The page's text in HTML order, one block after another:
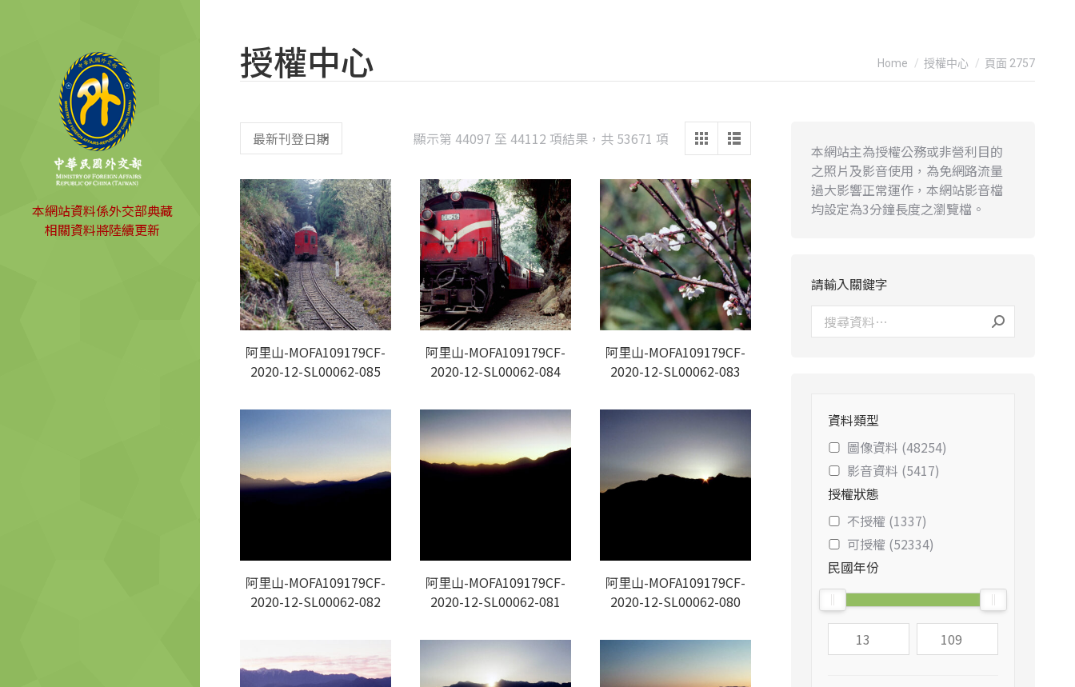
本網站資料係外交部典藏
相關資料將陸續更新
授權中心 You are here:
Home 授權中心 頁面 2757
顯示第 44097 至 44112 項結果，共 53671 項 Sorted
latest
阿里山-MOFA109179CF-
2020-12-SL00062-085
阿里山-MOFA109179CF-
2020-12-SL00062-084
阿里山-MOFA109179CF-
2020-12-SL00062-083
阿里山-MOFA109179CF-
2020-12-SL00062-082
阿里山-MOFA109179CF-
2020-12-SL00062-081
阿里山-MOFA109179CF-
2020-12-SL00062-080
本網站主為授權公務或非營利目的
之照片及影音使用，為免網路流量
過大影響正常運作，本網站影音檔
均設定為3分鐘長度之瀏覽檔。
請輸入關鍵字
資料類型
圖像資料 (48254)
影音資料 (5417)
授權狀態
不授權 (1337)
可授權 (52334)
民國年份